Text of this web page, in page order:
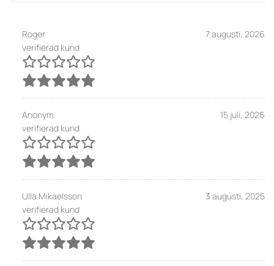
Roger
verifierad kund
7 augusti, 2026
Anonym
verifierad kund
15 juli, 2026
Ulla Mikaelsson
verifierad kund
3 augusti, 2025